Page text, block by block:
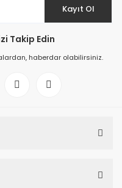
Kayıt Ol
Takip Edin
haberdar olabilirsiniz.